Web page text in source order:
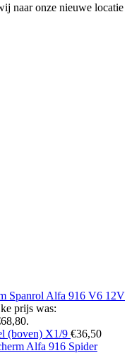
naar onze nieuwe locatie
Spanrol Alfa 916 V6 12V
prijs was:
(boven) X1/9 €36,50
Alfa 916 Spider